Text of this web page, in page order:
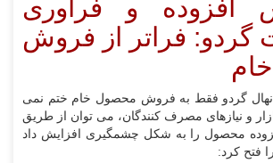
افزوده و فرآوری
گردو: فراتر از فروش
نهال گردو فقط به فروش محصول خام ختم نمی‌
و نیازهای مصرف‌ کنندگان، می‌ توان از طریق
محصول را به شکل چشمگیری افزایش داد
فتح کرد: